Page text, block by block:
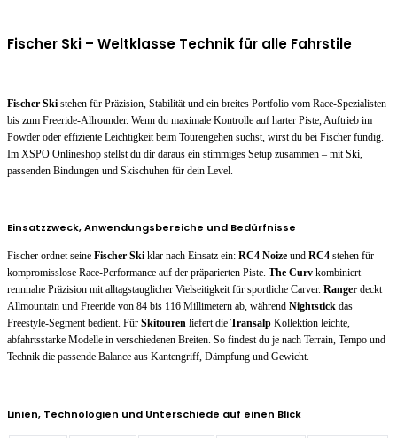
Fischer Ski – Weltklasse Technik für alle Fahrstile
Fischer Ski stehen für Präzision, Stabilität und ein breites Portfolio vom Race-Spezialisten
bis zum Freeride-Allrounder. Wenn du maximale Kontrolle auf harter Piste, Auftrieb im
Powder oder effiziente Leichtigkeit beim Tourengehen suchst, wirst du bei Fischer fündig.
Im XSPO Onlineshop stellst du dir daraus ein stimmiges Setup zusammen – mit Ski,
passenden Bindungen und Skischuhen für dein Level.
Einsatzzweck, Anwendungsbereiche und Bedürfnisse
Fischer ordnet seine Fischer Ski klar nach Einsatz ein: RC4 Noize und RC4 stehen für
kompromisslose Race-Performance auf der präparierten Piste. The Curv kombiniert
rennnahe Präzision mit alltagstauglicher Vielseitigkeit für sportliche Carver. Ranger deckt
Allmountain und Freeride von 84 bis 116 Millimetern ab, während Nightstick das
Freestyle-Segment bedient. Für Skitouren liefert die Transalp Kollektion leichte,
abfahrtsstarke Modelle in verschiedenen Breiten. So findest du je nach Terrain, Tempo und
Technik die passende Balance aus Kantengriff, Dämpfung und Gewicht.
Linien, Technologien und Unterschiede auf einen Blick